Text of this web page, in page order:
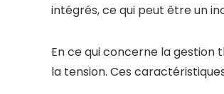
intégrés, ce qui peut être un
En ce qui concerne la gestion
la tension. Ces